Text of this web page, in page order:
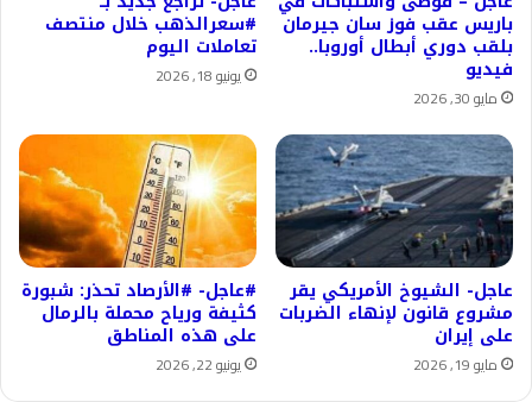
باريس عقب فوز سان جيرمان
بلقب دوري أبطال أوروبا..
فيديو
مايو 30, 2026
#سعرالذهب خلال منتصف
تعاملات اليوم
يونيو 18, 2026
عاجل- الشيوخ الأمريكي يقر
مشروع قانون لإنهاء الضربات
على إيران
مايو 19, 2026
#عاجل- #الأرصاد تحذر: شبورة
كثيفة ورياح محملة بالرمال
على هذه المناطق
يونيو 22, 2026